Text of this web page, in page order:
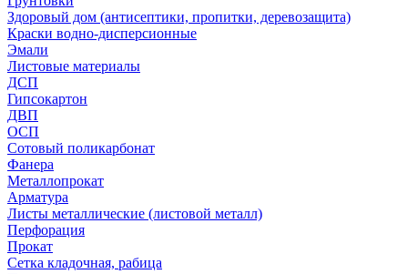
Здоровый дом (антисептики, пропитки, деревозащита)
Краски водно-дисперсионные
Эмали
Листовые материалы
ДСП
Гипсокартон
ДВП
ОСП
Сотовый поликарбонат
Фанера
Металлопрокат
Арматура
Листы металлические (листовой металл)
Перфорация
Прокат
Сетка кладочная, рабица